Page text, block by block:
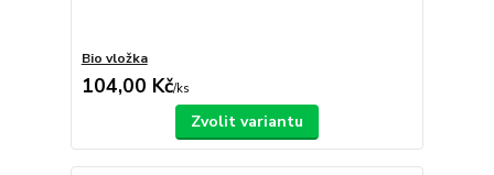
Bio vložka
104,00 Kč/ks
Zvolit variantu